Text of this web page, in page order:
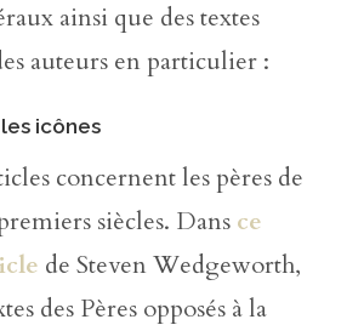
ainsi que des textes
auteurs en particulier :
icônes
concernent les pères de
siècles. Dans ce
de Steven Wedgeworth,
des Pères opposés à la